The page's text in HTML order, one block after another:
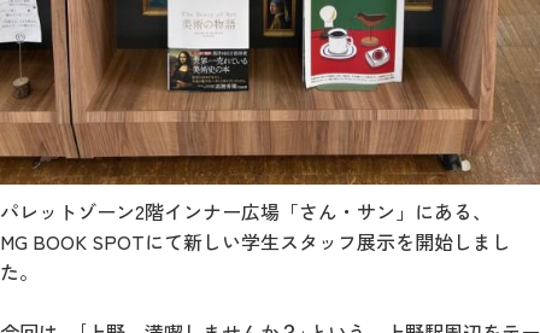
パレットゾーン2階インナー広場「さん・サン」にある、
MG BOOK SPOTにて新しい学生スタッフ展示を開始しまし
た。